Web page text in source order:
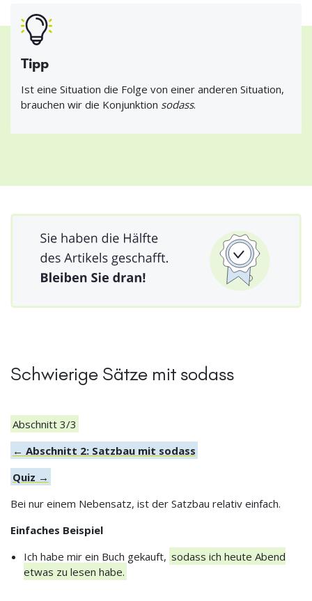
Tipp
Ist eine Situation die Folge von einer anderen Situation,
brauchen wir die Konjunktion sodass.
Schwierige Sätze mit sodass
Abschnitt 3/3
← Abschnitt 2: Satzbau mit sodass
Quiz →
Bei nur einem Nebensatz, ist der Satzbau relativ einfach.
Einfaches Beispiel
Ich habe mir ein Buch gekauft, sodass ich heute Abend
etwas zu lesen habe.